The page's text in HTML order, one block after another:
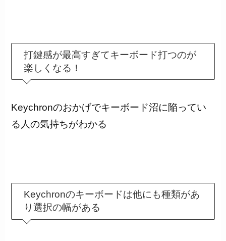
打鍵感が最高すぎてキーボード打つのが
楽しくなる！
Keychronのおかげでキーボード沼に陥ってい
る人の気持ちがわかる
Keychronのキーボードは他にも種類があ
り選択の幅がある